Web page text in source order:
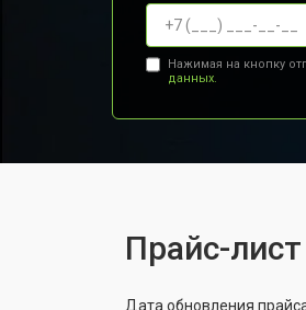
Нажимая на кнопку
данных.
Прайс-
Дата обновления